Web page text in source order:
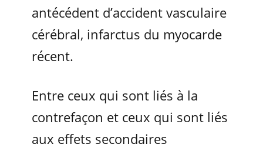
antécédent d’accident vasculaire
cérébral, infarctus du myocarde
récent.
Entre ceux qui sont liés à la
contrefaçon et ceux qui sont liés
aux effets secondaires